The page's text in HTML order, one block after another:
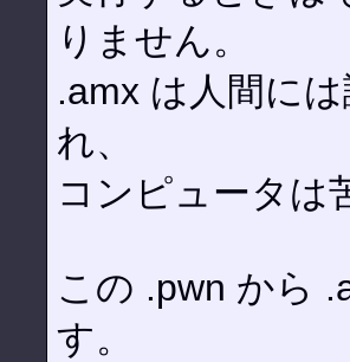
りません。
.amx は人間に
れ、
コンピュータは
この .pwn から
す。